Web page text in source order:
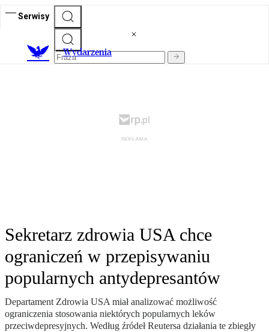
Serwisy
Wydarzenia
Sekretarz zdrowia USA chce
ograniczeń w przepisywaniu
popularnych antydepresantów
Departament Zdrowia USA miał analizować możliwość
ograniczenia stosowania niektórych popularnych leków
przeciwdepresyjnych. Według źródeł Reutersa działania te zbiegły